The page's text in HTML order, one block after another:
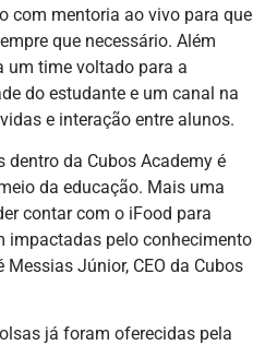
com mentoria ao vivo para que
que necessário. Além
um time voltado para a
do estudante e um canal na
e interação entre alunos.
dentro da Cubos Academy é
da educação. Mais uma
contar com o iFood para
impactadas pelo conhecimento
Messias Júnior, CEO da Cubos
já foram oferecidas pela